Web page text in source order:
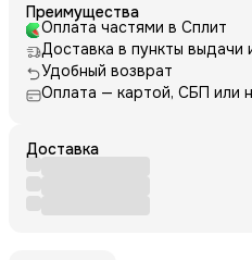
Преимущества
Оплата частями в Сплит
Доставка в пункты выдачи
Удобный возврат
Оплата — картой, СБП или
Доставка